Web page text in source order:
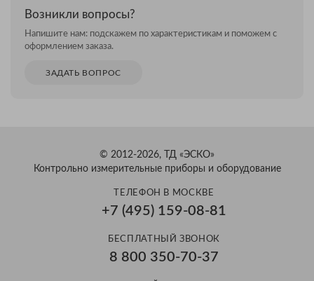
Возникли вопросы?
Напишите нам: подскажем по характеристикам и поможем с
оформлением заказа.
ЗАДАТЬ ВОПРОС
© 2012-2026, ТД «ЭСКО»
Контрольно измерительные приборы и оборудование
ТЕЛЕФОН В МОСКВЕ
+7 (495) 159-08-81
БЕСПЛАТНЫЙ ЗВОНОК
8 800 350-70-37